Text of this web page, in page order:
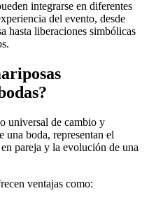
integrarse en diferentes
del evento, desde
hasta liberaciones simbólicas
universal de cambio y
una boda, representan el
pareja y la evolución de una
ventajas como: